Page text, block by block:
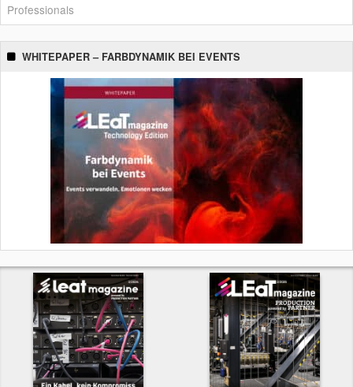
Professionals
WHITEPAPER – FARBDYNAMIK BEI EVENTS